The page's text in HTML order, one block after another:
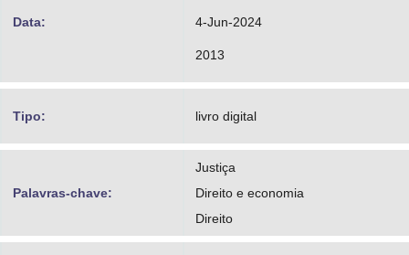
Data: 4-Jun-2024
2013
Tipo: livro digital
Palavras-chave:
Justiça
Direito e economia
Direito